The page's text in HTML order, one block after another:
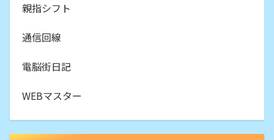
親指シフト
通信回線
電脳街日記
WEBマスター